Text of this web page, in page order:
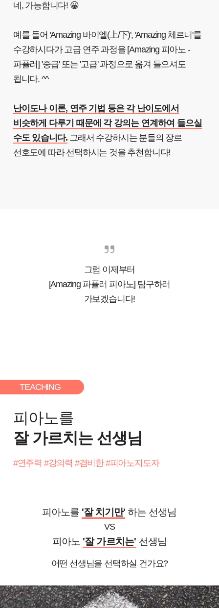
네, 가능합니다! 😀
예를 들어 'Amazing 바이엘(上/下)', 'Amazing 체르니'를
수강하시다가 고급 연주 과정을 [Amazing 피아노 -
파퓰러] '중급' 또는 '고급' 과정으로 옮겨 들으셔도
됩니다. ^^
난이도나 이론, 연주 기법 등은 각 난이도에서
비슷하게 다루기 때문에 각 강의는 연계하여 들으실
수도 있습니다. 그래서 수강하시는 분들의 장르
선호도에 따라 선택하시는 것을 추천합니다!
그럼 이제부터
[Amazing 파퓰러 피아노] 탐구하러
가보겠습니다!
TEACHING
피아노를
잘 가르치는 선생님
#연주력 #강의력 #겸비한 #피아노지도자
피아노를 '잘 치기만' 하는 선생님
VS
피아노 '잘 가르치는' 선생님
어떤 선생님을 선택하실 건가요?